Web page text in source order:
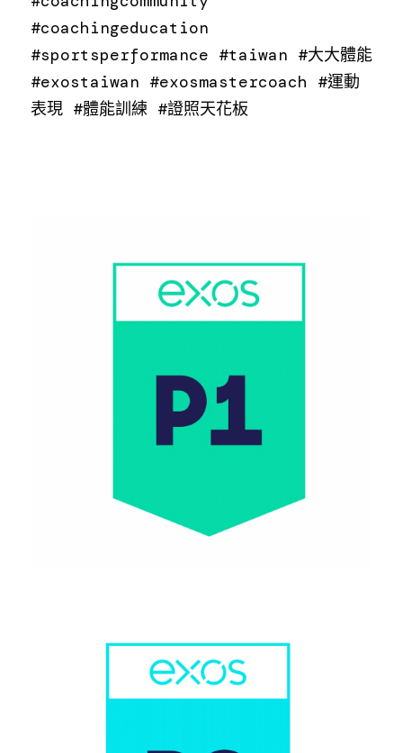
#coachingeducation
#sportsperformance #taiwan #大大體能
#exostaiwan #exosmastercoach #運動
表現 #體能訓練 #證照天花板